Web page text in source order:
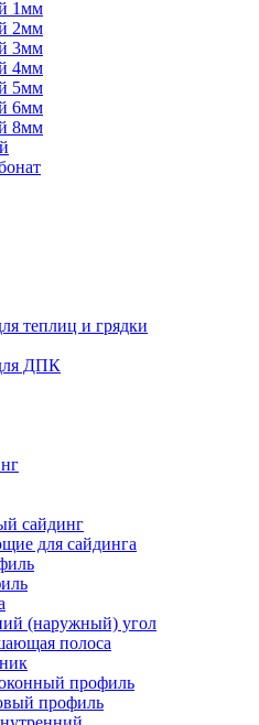
1мм
2мм
3мм
4мм
5мм
6мм
8мм
теплиц и грядки
ДПК
сайдинг
для сайдинга
(наружный) угол
полоса
профиль
профиль